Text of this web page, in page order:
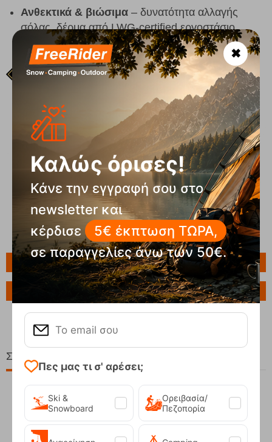
Ανθεκτικά & βιώσιμα – δυνατότητα αλλαγής
σόλας, δέρμα από LWG-certified εργοστάσιο
Πληροφορίες
Ερώτηση για το προϊόν
Σχετικά Προϊόντα
✖
Καλώς όρισες!
Κάνε την εγγραφή σου στο
newsletter και
κέρδισε
5€ έκπτωση ΤΩΡΑ,
σε παραγγελίες άνω των 50€.
Πες μας τι σ' αρέσει;
Ski &
Snowboard
Ορειβασία/
Πεζοπορία